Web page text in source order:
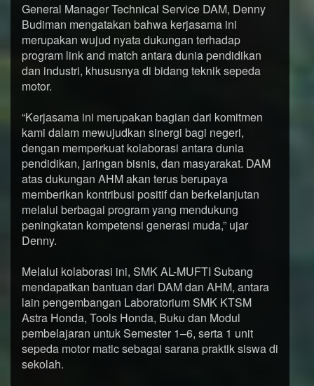
General Manager Technical Service DAM, Denny
Budiman mengatakan bahwa kerjasama ini
merupakan wujud nyata dukungan terhadap
program link and match antara dunia pendidikan
dan industri, khususnya di bidang teknik sepeda
motor.
“Kerjasama ini merupakan bagian dari komitmen
kami dalam mewujudkan sinergi bagi negeri,
dengan memperkuat kolaborasi antara dunia
pendidikan, jaringan bisnis, dan masyarakat. DAM
atas dukungan AHM akan terus berupaya
memberikan kontribusi positif dan berkelanjutan
melalui berbagai program yang mendukung
peningkatan kompetensi generasi muda,” ujar
Denny.
Melalui kolaborasi ini, SMK AL-MUFTI Subang
mendapatkan bantuan dari DAM dan AHM, antara
lain pengembangan Laboratorium SMK KTSM
Astra Honda, Tools Honda, Buku dan Modul
pembelajaran untuk Semester 1–6, serta 1 unit
sepeda motor matic sebagai sarana praktik siswa di
sekolah.